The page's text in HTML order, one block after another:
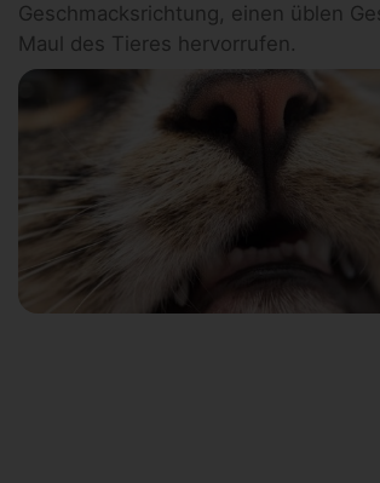
Geschmacksrichtung, einen üblen
Maul des Tieres hervorrufen.